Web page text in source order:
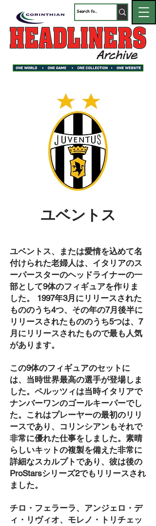
ユベントス
ユベントス、または愛情を込めて名
付けられた老婦人は、イタリアのス
ーパースターのヘッドライナーの一
部として9体のフィギュアを作りま
した。 1997年3月にリリースされた
もののうち4つ、その年の7月後半に
リリースされたもののうち5つは、7
月にリリースされたもので最も人気
があります。
この9体のフィギュアのセットに
は、当時世界最高の選手が登場しま
した。ペルッツィは当時イタリアで
ナンバーワンのゴールキーパーでし
た。これはプレーヤーの最初のリリ
ースであり、コリンシアンもそれで
非常に優れた仕事をしました。素晴
らしいキットの複製を備えた非常に
詳細なスカルプトであり、彼は後の
ProStarsシリーズ2でもリリースされ
ました。
チロ・フェラーラ、アンジェロ・デ
ィ・リヴィオ、モレノ・トリチェッ